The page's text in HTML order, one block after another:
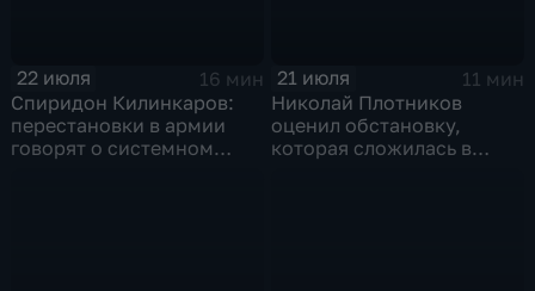
22 июля
16 мин
Спиридон Килинкаров:
перестановки в армии
говорят о системном
21 июля
11 мин
Николай Плотников
оценил обстановку,
которая сложилась в